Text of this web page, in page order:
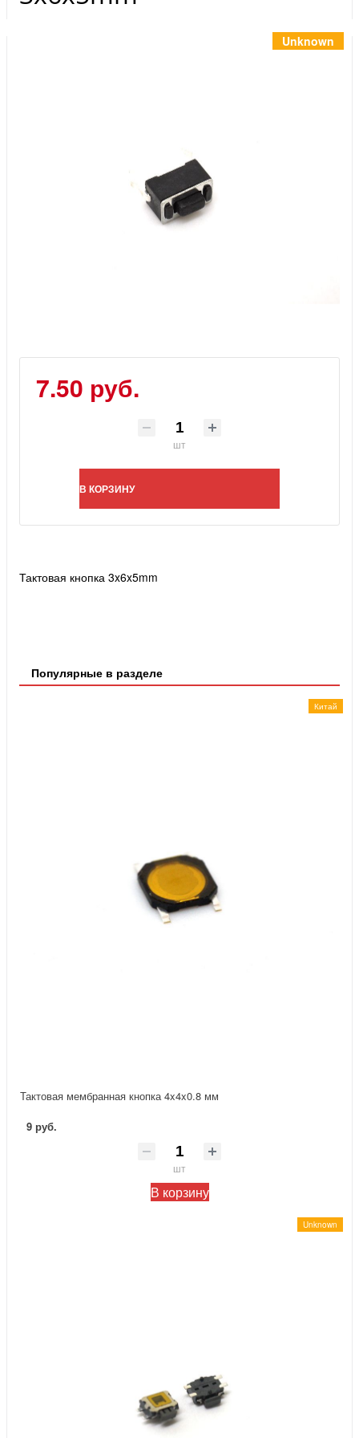
Unknown
7.50 руб.
шт
В КОРЗИНУ
Тактовая кнопка 3x6x5mm
Популярные в разделе
Китай
Тактовая мембранная кнопка 4x4x0.8 мм
9 руб.
шт
В корзину
Unknown